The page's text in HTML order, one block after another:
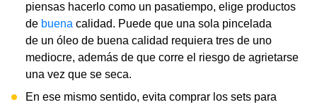
piensas hacerlo como un pasatiempo, elige productos
de buena calidad. Puede que una sola pincelada
de un óleo de buena calidad requiera tres de uno
mediocre, además de que corre el riesgo de agrietarse
una vez que se seca.
En ese mismo sentido, evita comprar los sets para